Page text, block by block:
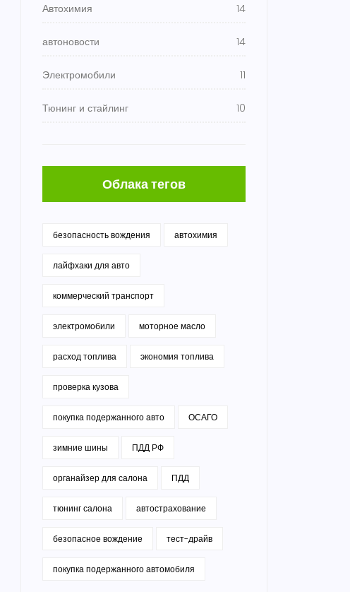
Автохимия 14
автоновости 14
Электромобили 11
Тюнинг и стайлинг 10
Облака тегов
безопасность вождения автохимия
лайфхаки для авто
коммерческий транспорт
электромобили моторное масло
расход топлива экономия топлива
проверка кузова
покупка подержанного авто ОСАГО
зимние шины ПДД РФ
органайзер для салона ПДД
тюнинг салона автострахование
безопасное вождение тест-драйв
покупка подержанного автомобиля